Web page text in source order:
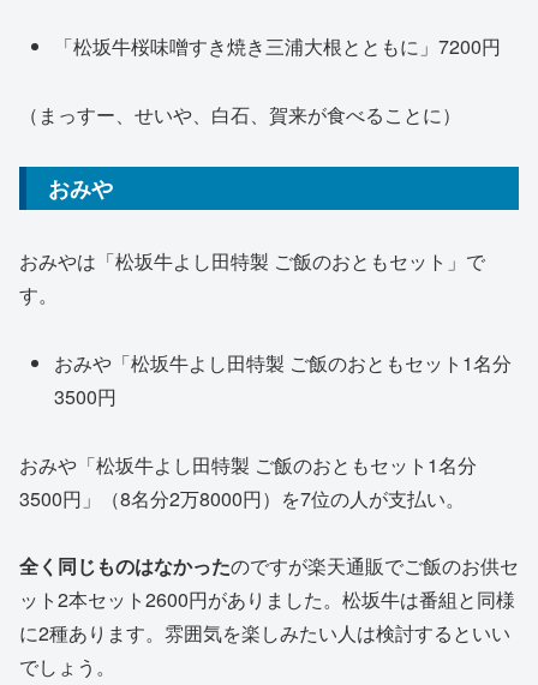
「松坂牛桜味噌すき焼き三浦大根とともに」7200円
（まっすー、せいや、白石、賀来が食べることに）
おみや
おみやは「松坂牛よし田特製 ご飯のおともセット」で
す。
おみや「松坂牛よし田特製 ご飯のおともセット1名分
3500円
おみや「松坂牛よし田特製 ご飯のおともセット1名分
3500円」（8名分2万8000円）を7位の人が支払い。
全く同じものはなかったのですが楽天通販でご飯のお供セ
ット2本セット2600円がありました。松坂牛は番組と同様
に2種あります。雰囲気を楽しみたい人は検討するといい
でしょう。